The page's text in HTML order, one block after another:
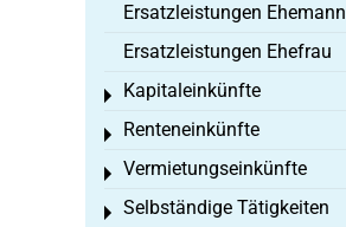
Ersatzleistungen Ehemann
Ersatzleistungen Ehefrau
Kapitaleinkünfte
Toggle menu
Renteneinkünfte
Toggle menu
Vermietungseinkünfte
Toggle menu
Selbständige Tätigkeiten
Toggle menu